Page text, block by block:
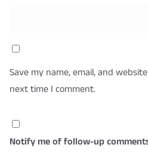
Save my name, email, and
next time I comment.
Notify me of follow-up